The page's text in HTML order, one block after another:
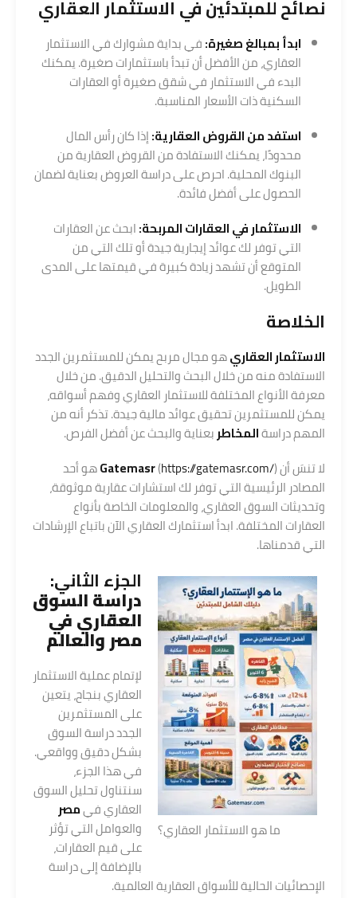
نصائح للمبتدئين في الاستثمار العقاري
ابدأ بمبالغ صغيرة:في بداية مشوارك في الاستثمار
العقاري، من الأفضل أن تبدأ باستثمارات صغيرة. يمكنك
البدء في الاستثمار في شقق صغيرة أو العقارات
السكنية ذات الأسعار المناسبة.
استفد من القروض العقارية:إذا كان رأس المال
محدودًا، يمكنك الاستفادة من القروض العقارية من
البنوك المحلية. احرص على دراسة العروض بعناية لضمان
الحصول على أفضل فائدة.
الاستثمار في العقارات المربحة:ابحث عن العقارات
التي توفر لك عوائد إيجارية جيدة أو تلك التي من
المتوقع أن تشهد زيادة كبيرة في قيمتها على المدى
الطويل.
الخلاصة
الاستثمار العقاريهو مجال مربح يمكن للمستثمرين الجدد
الاستفادة منه من خلال البحث والتحليل الدقيق. من خلال
معرفة الأنواع المختلفة للاستثمار العقاري وفهم أسواقه،
يمكن للمستثمرين تحقيق عوائد مالية جيدة. تذكر أنه من
المهم دراسةالمخاطربعناية والبحث عن أفضل الفرص.
لا تنسَ أن
Gatemasr(https://gatemasr.com/
) هو أحد
المصادر الرئيسية التي توفر لك استشارات عقارية موثوقة،
وتحديثات السوق العقاري، والمعلومات الخاصة بأنواع
العقارات المختلفة. ابدأ استثمارك العقاري الآن باتباع الإرشادات
التي قدمناها.
ما هو الاستثمار العقاري؟
الجزء الثاني:
دراسة السوق
العقاري في
مصر والعالم
لإتمام عملية الاستثمار
العقاري بنجاح، يتعين
على المستثمرين
الجدد دراسة السوق
بشكل دقيق وواقعي.
في هذا الجزء،
سنتناول تحليل السوق
العقاري فيمصر
والعوامل التي تؤثر
على قيم العقارات،
بالإضافة إلى دراسة
الإحصائيات الحالية للأسواق العقارية العالمية.